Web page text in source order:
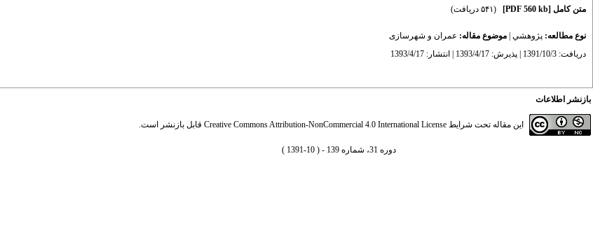
متن کامل [PDF 560 kb] (۵۴۱ دریافت)
نوع مطالعه: پژوهشي موضوع مقاله: عمران و شهرسازی
دریافت: 1391/10/3 | پذیرش: 1393/4/17 | انتشار: 1393/4/17
بازنشر اطلاعات
این مقاله تحت شرایط Creative Commons Attribution-NonCommercial 4.0 International License قابل بازنشر است.
دوره 31، شماره 139 - ( 10-1391 )